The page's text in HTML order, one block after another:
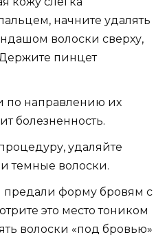
начните удалять
волоски сверху,
пинцет
по направлению их
болезненность.
удаляйте
темные волоски.
предали форму бровям с
это место тоником
волоски «под бровью»